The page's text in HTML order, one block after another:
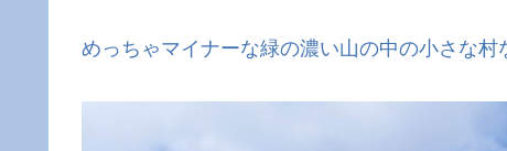
めっちゃマイナーな緑の濃い山の中の小さな村